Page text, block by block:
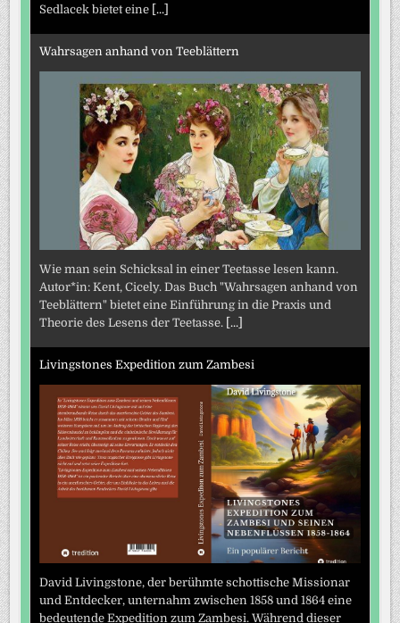
Sedlacek bietet eine [...]
Wahrsagen anhand von Teeblättern
Wie man sein Schicksal in einer Teetasse lesen kann.
Autor*in: Kent, Cicely. Das Buch "Wahrsagen anhand von
Teeblättern" bietet eine Einführung in die Praxis und
Theorie des Lesens der Teetasse. [...]
Livingstones Expedition zum Zambesi
David Livingstone, der berühmte schottische Missionar
und Entdecker, unternahm zwischen 1858 und 1864 eine
bedeutende Expedition zum Zambesi. Während dieser